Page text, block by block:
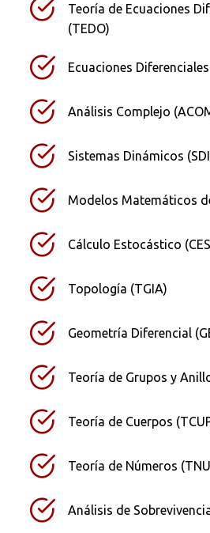
Teoría de Ecuaciones
(TEDO)
Ecuaciones
Análisis Complejo
Sistemas Dinámicos
Modelos Matemáticos
Cálculo Estocástico
Topología (TGIA)
Geometría Diferencial
Teoría de Grupos y
Teoría de Cuerpos
Teoría de Números
Análisis de